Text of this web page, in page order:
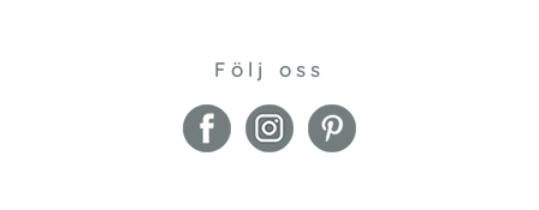
Följ oss